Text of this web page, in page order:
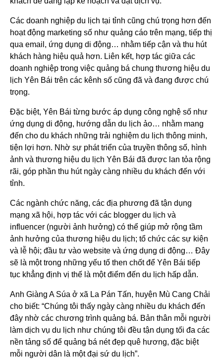
Các doanh nghiệp du lịch tại tỉnh cũng chú trọng hơn đến
hoạt động marketing số như quảng cáo trên mạng, tiếp thị
qua email, ứng dụng di động… nhằm tiếp cận và thu hút
khách hàng hiệu quả hơn. Liên kết, hợp tác giữa các
doanh nghiệp trong việc quảng bá chung thương hiệu du
lịch Yên Bái trên các kênh số cũng đã và đang được chú
trọng.
Đặc biệt, Yên Bái từng bước áp dụng công nghệ số như
ứng dụng di động, hướng dẫn du lịch ảo… nhằm mang
đến cho du khách những trải nghiệm du lịch thông minh,
tiện lợi hơn. Nhờ sự phát triển của truyền thông số, hình
ảnh và thương hiệu du lịch Yên Bái đã được lan tỏa rộng
rãi, góp phần thu hút ngày càng nhiều du khách đến với
tỉnh.
Các ngành chức năng, các địa phương đã tận dụng
mạng xã hội, hợp tác với các blogger du lịch và
influencer (người ảnh hưởng) có thể giúp mở rộng tầm
ảnh hưởng của thương hiệu du lịch; tổ chức các sự kiện
và lễ hội; đầu tư vào website và ứng dụng di động… Đây
sẽ là một trong những yếu tố then chốt để Yên Bái tiếp
tục khẳng định vị thế là một điểm đến du lịch hấp dẫn.
Anh Giàng A Súa ở xã La Pán Tấn, huyện Mù Cang Chải
cho biết: “Chúng tôi thấy ngày càng nhiều du khách đến
đây nhờ các chương trình quảng bá. Bản thân mỗi người
làm dịch vụ du lịch như chúng tôi đều tận dụng tối đa các
nền tảng số để quảng bá nét đẹp quê hương, đặc biệt
mỗi người dân là một đại sứ du lịch”.